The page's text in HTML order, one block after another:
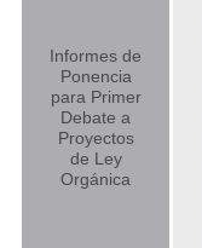
Informes de
Ponencia
para Primer
Debate a
Proyectos
de Ley
Orgánica